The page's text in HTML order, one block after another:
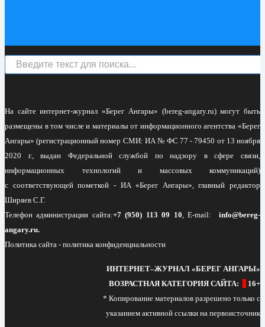
На сайте интернет-журнал«Берег Ангары» (bereg-angary.ru) могут быть
размещены в том числеи материалы от информационного агентства «Берег
Ангары» (регистрационный номер СМИ: ИА № ФС 77 - 79450 от 13 ноября
2020 г., выдан Федеральной службой по надзору в сфере связи,
информационных технологий и массовых коммуникаций)
с соответствующей пометкой - ИА «Берег Ангары», главный редактор
Ширяев С.Г.
Телефон администрации сайта:+7 (950) 113 09 10 , E-mail:
info@bereg-
angary.ru.
Политика сайта - политика конфиденциальности
ИНТЕРНЕТ–ЖУРНАЛ «БЕРЕГ АНГАРЫ»
ВОЗРАСТНАЯ КАТЕГОРИЯ САЙТА:
16+
* Копирование материалов разрешено только с
указанием активной ссылки на первоисточник